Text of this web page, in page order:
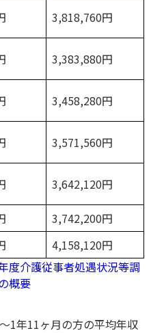
3,818,760円
3,383,880円
3,458,280円
3,571,560円
3,642,120円
3,742,200円
4,158,120円
介護従事者処遇状況等調
概要
1年11ヶ月の方の平均年収